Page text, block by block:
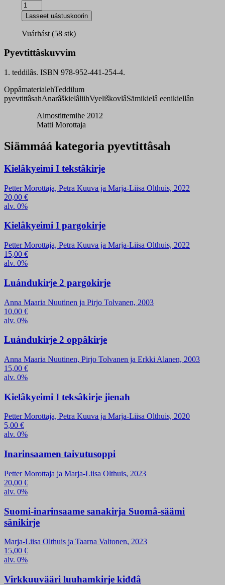
Muu
aabis
pargokirje
čohčâ
Lasseet uástuskoorin
Vuárhást (58 stk)
Pyevtittâskuvvim
1. teddilâs. ISBN 978-952-441-254-4.
OppâmaterialehTeddilum
pyevtittâsahAnarâškielâliihVyeliškovlâSämikielâ eenikiellân
Almostittemihe 2012
Matti Morottaja
Siämmáá kategoria pyevtittâsah
Kielâkyeimi I tekstâkirje
Petter Morottaja, Petra Kuuva ja Marja-Liisa Olthuis, 2022
20,00 €
alv. 0%
Kielâkyeimi I pargokirje
Petter Morottaja, Petra Kuuva ja Marja-Liisa Olthuis, 2022
15,00 €
alv. 0%
Luándukirje 2 pargokirje
Anna Maaria Nuutinen ja Pirjo Tolvanen, 2003
10,00 €
alv. 0%
Luándukirje 2 oppâkirje
Anna Maaria Nuutinen, Pirjo Tolvanen ja Erkki Alanen, 2003
15,00 €
alv. 0%
Kielâkyeimi I teksâkirje jienah
Petter Morottaja, Petra Kuuva ja Marja-Liisa Olthuis, 2020
5,00 €
alv. 0%
Inarinsaamen taivutusoppi
Petter Morottaja ja Marja-Liisa Olthuis, 2023
20,00 €
alv. 0%
Suomi-inarinsaame sanakirja Suomâ-säämi
sänikirje
Marja-Liisa Olthuis ja Taarna Valtonen, 2023
15,00 €
alv. 0%
Virkkuuvääri luuhamkirje kiđđâ